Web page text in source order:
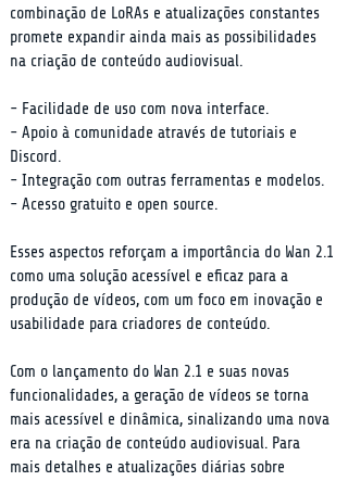
combinação de LoRAs e atualizações constantes
promete expandir ainda mais as possibilidades
na criação de conteúdo audiovisual.
- Facilidade de uso com nova interface.
- Apoio à comunidade através de tutoriais e
Discord.
- Integração com outras ferramentas e modelos.
- Acesso gratuito e open source.
Esses aspectos reforçam a importância do Wan 2.1
como uma solução acessível e eficaz para a
produção de vídeos, com um foco em inovação e
usabilidade para criadores de conteúdo.
Com o lançamento do Wan 2.1 e suas novas
funcionalidades, a geração de vídeos se torna
mais acessível e dinâmica, sinalizando uma nova
era na criação de conteúdo audiovisual. Para
mais detalhes e atualizações diárias sobre